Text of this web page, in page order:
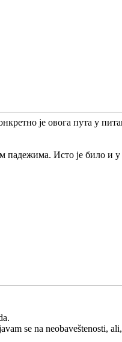
је овога пута у
падежима. Исто је било и
se na neobaveštenosti,